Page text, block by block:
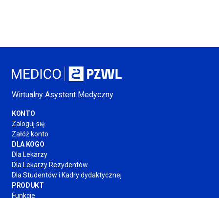
Wirtualny Asystent Medyczny
KONTO
Zaloguj się
Załóż konto
DLA KOGO
Dla Lekarzy
Dla Lekarzy Rezydentów
Dla Studentów i Kadrydydaktycznej
PRODUKT
Funkcje